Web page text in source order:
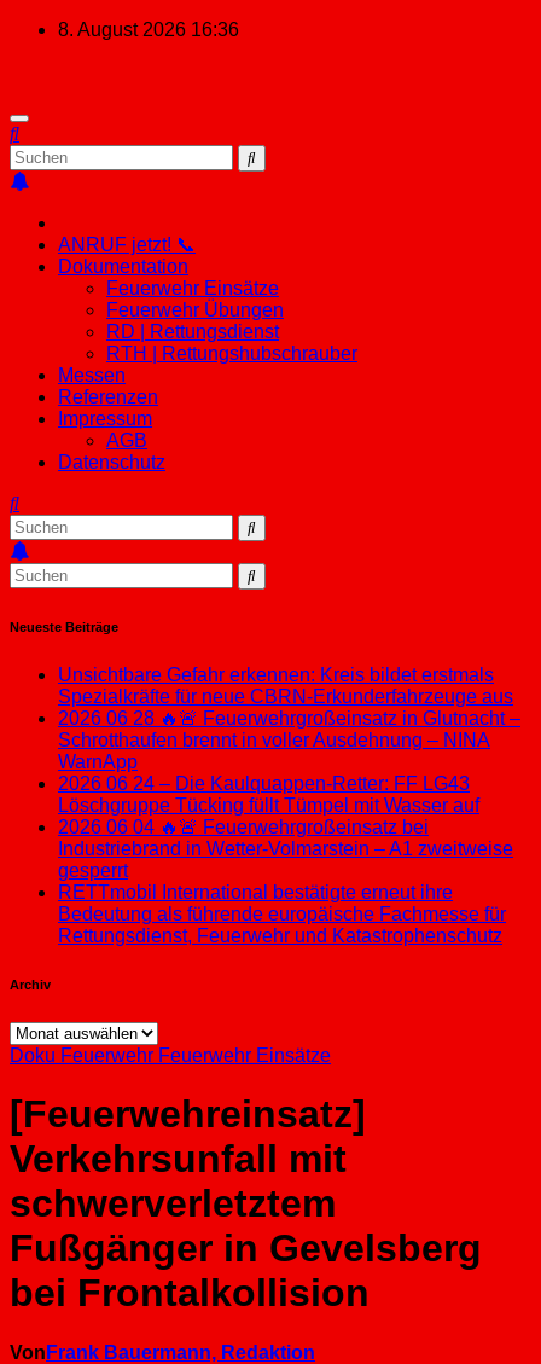
Zum
8. August 2026 16:36
ANRUF jetzt! 📞
Dokumentation
Feuerwehr Einsätze
Feuerwehr Übungen
RD | Rettungsdienst
RTH | Rettungshubschrauber
Messen
Referenzen
Impressum
AGB
Datenschutz
Neueste Beiträge
Unsichtbare Gefahr erkennen: Kreis bildet erstmals
Spezialkräfte für neue CBRN-Erkunderfahrzeuge aus
2026 06 28 🔥🚨 Feuerwehrgroßeinsatz in Glutnacht –
Schrotthaufen brennt in voller Ausdehnung – NINA
WarnApp
2026 06 24 – Die Kaulquappen-Retter: FF LG43
Löschgruppe Tücking füllt Tümpel mit Wasser auf
2026 06 04 🔥🚨 Feuerwehrgroßeinsatz bei
Industriebrand in Wetter-Volmarstein – A1 zweitweise
gesperrt
RETTmobil International bestätigte erneut ihre
Bedeutung als führende europäische Fachmesse für
Rettungsdienst, Feuerwehr und Katastrophenschutz
Archiv
Archiv
Doku Feuerwehr Feuerwehr Einsätze
[Feuerwehreinsatz]
Verkehrsunfall mit
schwerverletztem
Fußgänger in Gevelsberg
bei Frontalkollision
Von Frank Bauermann, Redaktion